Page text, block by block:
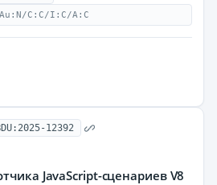
C:C/I:C/A:C
12392
JavaScript-сценариев V8